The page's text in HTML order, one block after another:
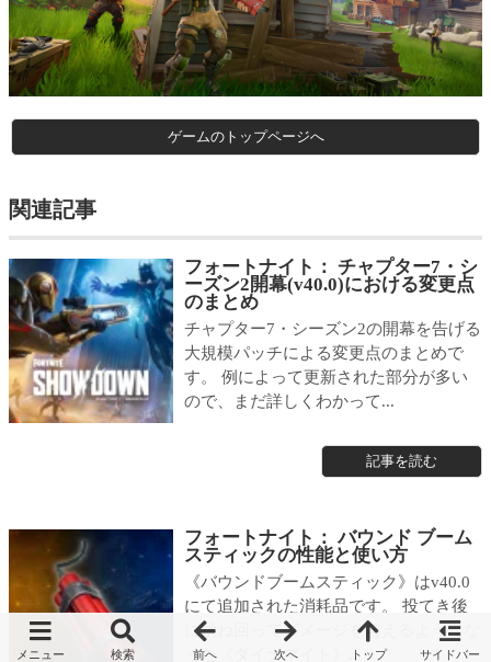
ゲームのトップページへ
関連記事
フォートナイト： チャプター7・シ
ーズン2開幕(v40.0)における変更点
のまとめ
チャプター7・シーズン2の開幕を告げる
大規模パッチによる変更点のまとめで
す。 例によって更新された部分が多い
ので、まだ詳しくわかって...
記事を読む
フォートナイト： バウンド ブーム
スティックの性能と使い方
《バウンドブームスティック》はv40.0
にて追加された消耗品です。 投てき後
に跳ね回ってダメージを与えるようにな
った《ダイナマイト》...